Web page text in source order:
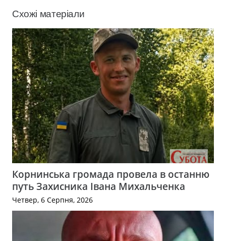
Схожі матеріали
Корнинська громада провела в останню
путь Захисника Івана Михальченка
Четвер, 6 Серпня, 2026